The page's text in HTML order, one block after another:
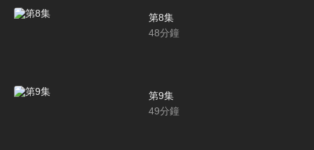
第8集
48分鐘
第9集
49分鐘